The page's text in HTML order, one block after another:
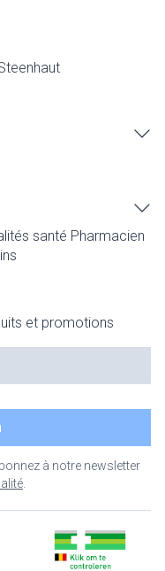
santé Pharmacien
et promotions
à notre newsletter